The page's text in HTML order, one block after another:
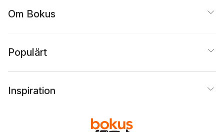
Om Bokus
Populärt
Inspiration